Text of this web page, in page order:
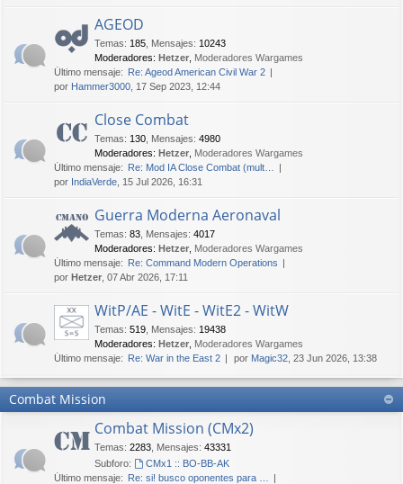
AGEOD
Temas: 185 Mensajes: 10243
Moderadores: Hetzer Moderadores Wargames
Último mensaje: Re: Ageod American Civil War 2
por Hammer3000 , 17 Sep 2023, 12:44
Close Combat
Temas: 130 Mensajes: 4980
Moderadores: Hetzer Moderadores Wargames
Último mensaje: Re: Mod IA Close Combat (mult…
por IndiaVerde , 15 Jul 2026, 16:31
Guerra Moderna Aeronaval
Temas: 83 Mensajes: 4017
Moderadores: Hetzer Moderadores Wargames
Último mensaje: Re: Command Modern Operations
por Hetzer , 07 Abr 2026, 17:11
WitP/AE - WitE - WitE2 - WitW
Temas: 519 Mensajes: 19438
Moderadores: Hetzer Moderadores Wargames
Último mensaje: Re: War in the East 2 por Magic32 , 23 Jun 2026, 13:38
Combat Mission
Combat Mission (CMx2)
Temas: 2283 Mensajes: 43331
Subforo:
CMx1 :: BO-BB-AK
Último mensaje: Re: si! busco oponentes para …